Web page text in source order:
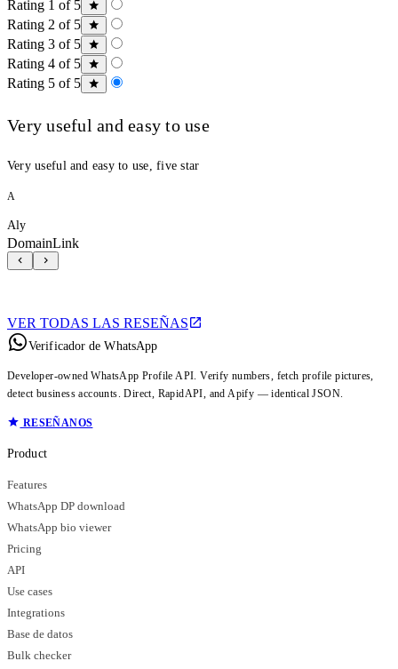
Rating 1 of 5
Rating 2 of 5
Rating 3 of 5
Rating 4 of 5
Rating 5 of 5
Very useful and easy to use
Very useful and easy to use, five star
A
Aly
DomainLink
VER TODAS LAS RESEÑAS
Verificador de WhatsApp
Developer-owned WhatsApp Profile API. Verify numbers, fetch profile pictures,
detect business accounts. Direct, RapidAPI, and Apify — identical JSON.
RESEÑANOS
Product
Features
WhatsApp DP download
WhatsApp bio viewer
Pricing
API
Use cases
Integrations
Base de datos
Bulk checker